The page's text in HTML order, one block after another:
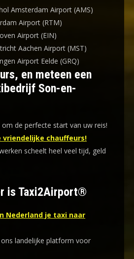
Amsterdam Airport (AMS)
Airport (RTM)
Airport (EIN)
Aachen Airport (MST)
Airport Eelde (GRQ)
en meteen een
Son-en-
de perfecte start van uw reis!
vriendelijke chauffeurs!
scheelt heel veel tijd, geld
is Taxi2Airport®
Nederland je taxi naar
landelijke platform voor